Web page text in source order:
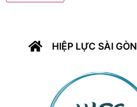
HIỆP LỰC SÀI GÒN